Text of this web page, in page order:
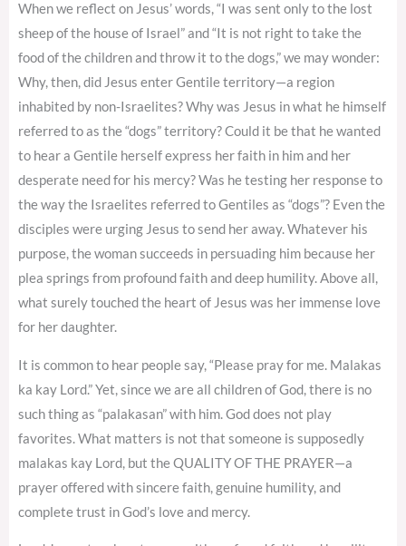
When we reflect on Jesus’ words, “I was sent only to the lost
sheep of the house of Israel” and “It is not right to take the
food of the children and throw it to the dogs,” we may wonder:
Why, then, did Jesus enter Gentile territory—a region
inhabited by non-Israelites? Why was Jesus in what he himself
referred to as the “dogs” territory? Could it be that he wanted
to hear a Gentile herself express her faith in him and her
desperate need for his mercy? Was he testing her response to
the way the Israelites referred to Gentiles as “dogs”? Even the
disciples were urging Jesus to send her away. Whatever his
purpose, the woman succeeds in persuading him because her
plea springs from profound faith and deep humility. Above all,
what surely touched the heart of Jesus was her immense love
for her daughter.
It is common to hear people say, “Please pray for me. Malakas
ka kay Lord.” Yet, since we are all children of God, there is no
such thing as “palakasan” with him. God does not play
favorites. What matters is not that someone is supposedly
malakas kay Lord, but the QUALITY OF THE PRAYER—a
prayer offered with sincere faith, genuine humility, and
complete trust in God’s love and mercy.